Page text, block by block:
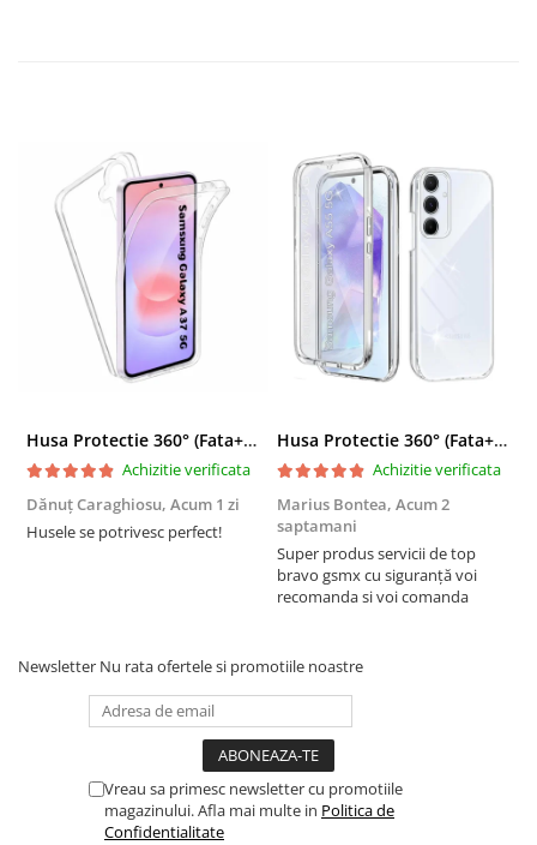
Husa Protectie 360° (Fata+Spate) compatibila Samsung Galaxy A37 5G, Transparanta, Protectie Completa
Achizitie verificata
Dănuț Caraghiosu, Acum 1 zi
Husele se potrivesc perfect!
Husa Protectie 360° (Fata+Spate) compatibila Samsung Galaxy A55 5G, Transparanta, Protectie Completa
Achizitie verificata
Marius Bontea, Acum 2
saptamani
Super produs servicii de top
bravo gsmx cu siguranță voi
recomanda si voi comanda
Newsletter Nu rata ofertele si promotiile noastre
Vreau sa primesc newsletter cu promotiile
magazinului. Afla mai multe in Politica de
Confidentialitate